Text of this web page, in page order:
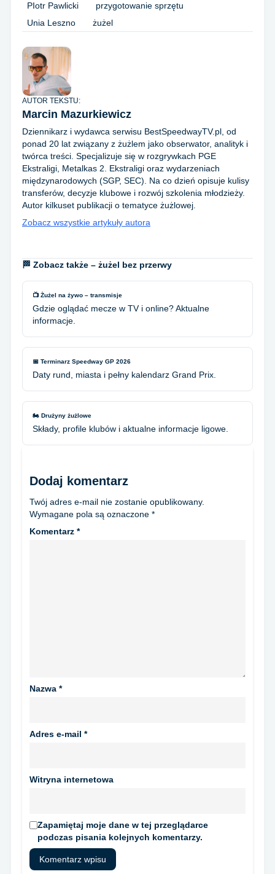
PIotr Pawlicki
przygotowanie sprzętu
Unia Leszno
żużel
AUTOR TEKSTU:
Marcin Mazurkiewicz
Dziennikarz i wydawca serwisu BestSpeedwayTV.pl, od
ponad 20 lat związany z żużlem jako obserwator, analityk i
twórca treści. Specjalizuje się w rozgrywkach PGE
Ekstraligi, Metalkas 2. Ekstraligi oraz wydarzeniach
międzynarodowych (SGP, SEC). Na co dzień opisuje kulisy
transferów, decyzje klubowe i rozwój szkolenia młodzieży.
Autor kilkuset publikacji o tematyce żużlowej.
Zobacz wszystkie artykuły autora
🏁 Zobacz także – żużel bez przerwy
📺 Żużel na żywo – transmisje
Gdzie oglądać mecze w TV i online? Aktualne
informacje.
📅 Terminarz Speedway GP 2026
Daty rund, miasta i pełny kalendarz Grand Prix.
🏍️ Drużyny żużlowe
Składy, profile klubów i aktualne informacje ligowe.
Dodaj komentarz
Twój adres e-mail nie zostanie opublikowany.
Wymagane pola są oznaczone *
Komentarz *
Nazwa *
Adres e-mail *
Witryna internetowa
Zapamiętaj moje dane w tej przeglądarce
podczas pisania kolejnych komentarzy.